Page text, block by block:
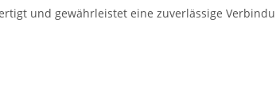
und gewährleistet eine zuverlässige